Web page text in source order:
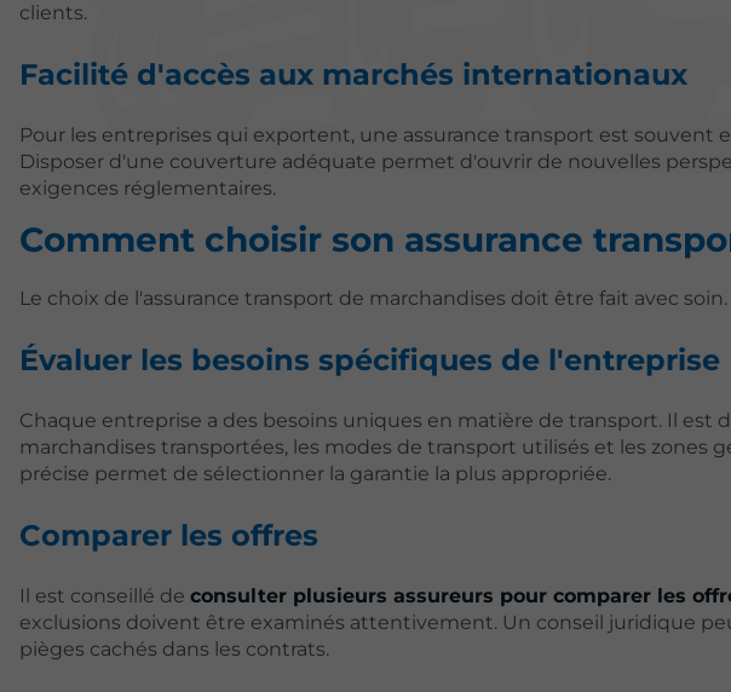
clients.
Facilité d'accès aux marchés internationaux
Pour les entreprises qui exportent, une assurance transport est souvent
Disposer d'une couverture adéquate permet d'ouvrir de nouvelles
exigences réglementaires.
Comment choisir son assurance
Le choix de l'assurance transport de marchandises doit être fait avec
Évaluer les besoins spécifiques de l'entreprise
Chaque entreprise a des besoins uniques en matière de transport. Il est
marchandises transportées, les modes de transport utilisés et les zones
précise permet de sélectionner la garantie la plus appropriée.
Comparer les offres
Il est conseillé de consulter plusieurs assureurs pour comparer les
exclusions doivent être examinés attentivement. Un conseil juridique
pièges cachés dans les contrats.